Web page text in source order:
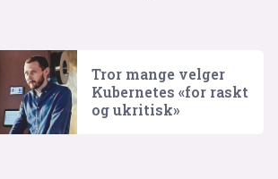
Tror mange velger
Kubernetes «for raskt
og ukritisk»